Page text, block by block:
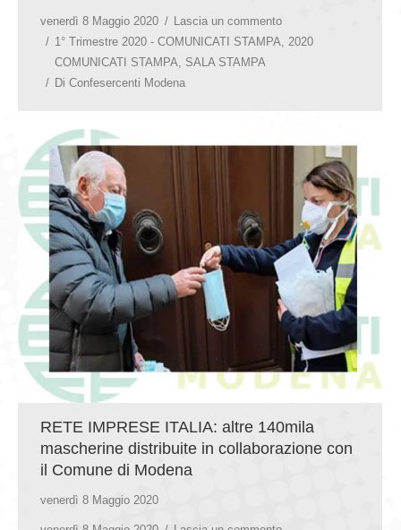
venerdì 8 Maggio 2020
Lascia un commento
1° Trimestre 2020 - COMUNICATI STAMPA, 2020
COMUNICATI STAMPA, SALA STAMPA
Di Confesercenti Modena
RETE IMPRESE ITALIA: altre 140mila
mascherine distribuite in collaborazione con
il Comune di Modena
venerdì 8 Maggio 2020